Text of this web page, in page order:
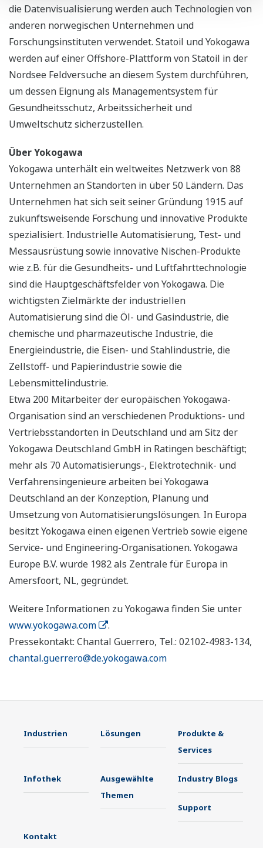
die Datenvisualisierung werden auch Technologien von
anderen norwegischen Unternehmen und
Forschungsinstituten verwendet. Statoil und Yokogawa
werden auf einer Offshore-Plattform von Statoil in der
Nordsee Feldversuche an diesem System durchführen,
um dessen Eignung als Managementsystem für
Gesundheitsschutz, Arbeitssicherheit und
Umweltschutz sicherzustellen.
Über Yokogawa
Yokogawa unterhält ein weltweites Netzwerk von 88
Unternehmen an Standorten in über 50 Ländern. Das
Unternehmen hat sich seit seiner Gründung 1915 auf
zukunftsweisende Forschung und innovative Produkte
spezialisiert. Industrielle Automatisierung, Test- und
Messausrüstung sowie innovative Nischen-Produkte
wie z.B. für die Gesundheits- und Luftfahrttechnologie
sind die Hauptgeschäftsfelder von Yokogawa. Die
wichtigsten Zielmärkte der industriellen
Automatisierung sind die Öl- und Gasindustrie, die
chemische und pharmazeutische Industrie, die
Energieindustrie, die Eisen- und Stahlindustrie, die
Zellstoff- und Papierindustrie sowie die
Lebensmittelindustrie.
Etwa 200 Mitarbeiter der europäischen Yokogawa-
Organisation sind an verschiedenen Produktions- und
Vertriebsstandorten in Deutschland und am Sitz der
Yokogawa Deutschland GmbH in Ratingen beschäftigt;
mehr als 70 Automatisierungs-, Elektrotechnik- und
Verfahrensingenieure arbeiten bei Yokogawa
Deutschland an der Konzeption, Planung und
Umsetzung von Automatisierungslösungen. In Europa
besitzt Yokogawa einen eigenen Vertrieb sowie eigene
Service- und Engineering-Organisationen. Yokogawa
Europe B.V. wurde 1982 als Zentrale für Europa in
Amersfoort, NL, gegründet.
Weitere Informationen zu Yokogawa finden Sie unter
www.yokogawa.com
.
Pressekontakt: Chantal Guerrero, Tel.: 02102-4983-134,
chantal.guerrero@de.yokogawa.com
Industrien Lösungen
Produkte &
Services
Infothek
Ausgewählte
Themen
Industry Blogs
Support
Kontakt